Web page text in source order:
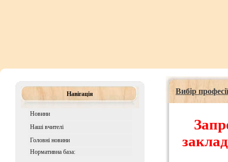
Навігація
Новини
Наші вчителі
Головні новини
Нормативна база:
Вибір професії